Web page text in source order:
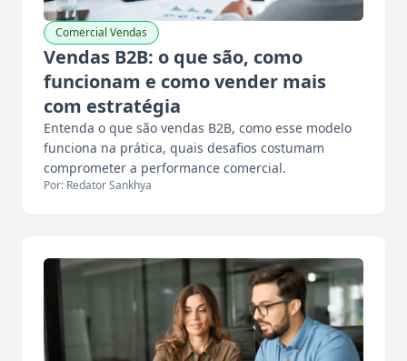
Comercial Vendas
Vendas B2B: o que são, como
funcionam e como vender mais
com estratégia
Entenda o que são vendas B2B, como esse modelo
funciona na prática, quais desafios costumam
comprometer a performance comercial.
Por: Redator Sankhya